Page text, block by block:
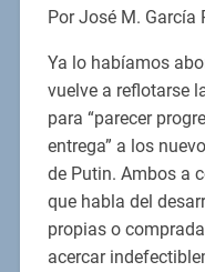
Por José M. García
Ya lo habíamos
vuelve a reflotarse
para “parecer
entrega” a los
de Putin. Ambos a
que habla del
propias o
acercar